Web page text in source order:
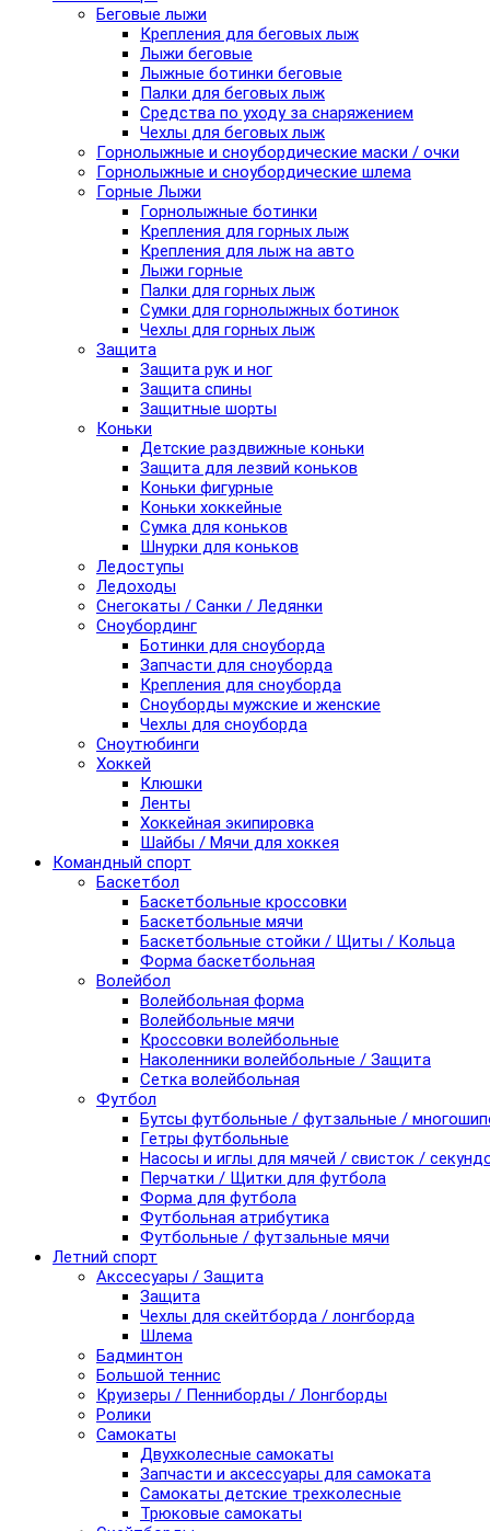
Беговые лыжи
Крепления для беговых лыж
Лыжи беговые
Лыжные ботинки беговые
Палки для беговых лыж
Средства по уходу за снаряжением
Чехлы для беговых лыж
Горнолыжные и сноубордические маски / очки
Горнолыжные и сноубордические шлема
Горные Лыжи
Горнолыжные ботинки
Крепления для горных лыж
Крепления для лыж на авто
Лыжи горные
Палки для горных лыж
Сумки для горнолыжных ботинок
Чехлы для горных лыж
Защита
Защита рук и ног
Защита спины
Защитные шорты
Коньки
Детские раздвижные коньки
Защита для лезвий коньков
Коньки фигурные
Коньки хоккейные
Сумка для коньков
Шнурки для коньков
Ледоступы
Ледоходы
Снегокаты / Санки / Ледянки
Сноубординг
Ботинки для сноуборда
Запчасти для сноуборда
Крепления для сноуборда
Сноуборды мужские и женские
Чехлы для сноуборда
Сноутюбинги
Хоккей
Клюшки
Ленты
Хоккейная экипировка
Шайбы / Мячи для хоккея
Командный спорт
Баскетбол
Баскетбольные кроссовки
Баскетбольные мячи
Баскетбольные стойки / Щиты / Кольца
Форма баскетбольная
Волейбол
Волейбольная форма
Волейбольные мячи
Кроссовки волейбольные
Наколенники волейбольные / Защита
Сетка волейбольная
Футбол
Бутсы футбольные / футзальные /
Гетры футбольные
Насосы и иглы для мячей / свисток /
Перчатки / Щитки для футбола
Форма для футбола
Футбольная атрибутика
Футбольные / футзальные мячи
Летний спорт
Акссесуары / Защита
Защита
Чехлы для скейтборда / лонгборда
Шлема
Бадминтон
Большой теннис
Круизеры / Пенниборды / Лонгборды
Ролики
Самокаты
Двухколесные самокаты
Запчасти и аксессуары для самоката
Самокаты детские трехколесные
Трюковые самокаты